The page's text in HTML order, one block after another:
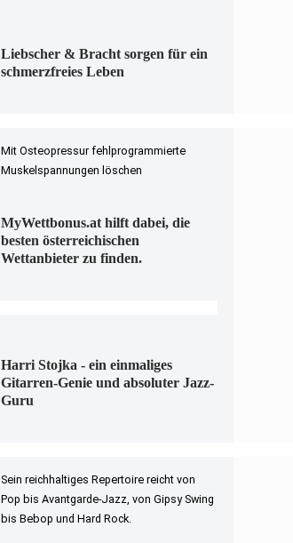
Liebscher & Bracht sorgen für ein
schmerzfreies Leben
Mit Osteopressur fehlprogrammierte
Muskelspannungen löschen
MyWettbonus.at hilft dabei, die
besten österreichischen
Wettanbieter zu finden.
Harri Stojka - ein einmaliges
Gitarren-Genie und absoluter Jazz-
Guru
Sein reichhaltiges Repertoire reicht von
Pop bis Avantgarde-Jazz, von Gipsy Swing
bis Bebop und Hard Rock.